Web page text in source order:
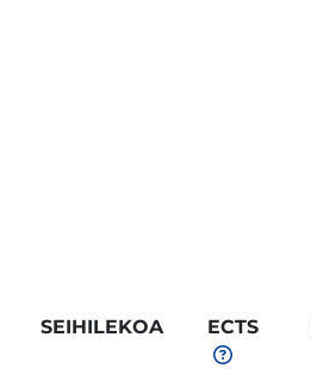
SEIHILEKOA ECTS